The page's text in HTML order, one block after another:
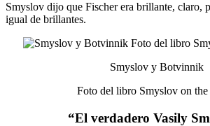
Smyslov dijo que Fischer era brillante, claro,
igual de brillantes.
Smyslov y Botvinnik
Foto del libro Smyslov on the
“El verdadero Vasily